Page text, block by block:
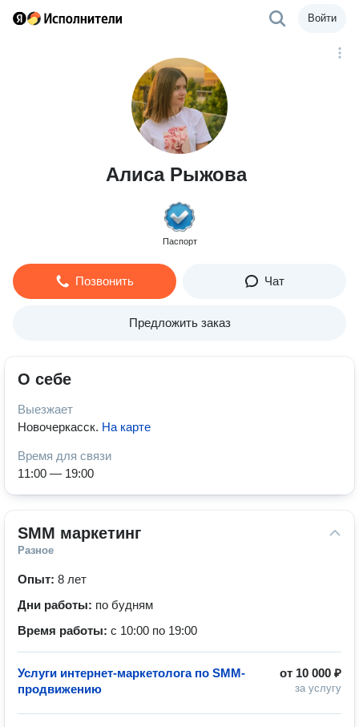
Войти
Алиса Рыжова
Паспорт
Позвонить Чат
Предложить заказ
О себе
Выезжает
Новочеркасск. На карте
Время для связи
11:00 — 19:00
SMM маркетинг
Разное
Опыт: 8 лет
Дни работы: по будням
Время работы: с 10:00 по 19:00
от 10 000 ₽
за услугу
Услуги интернет-маркетолога по SMM-
продвижению